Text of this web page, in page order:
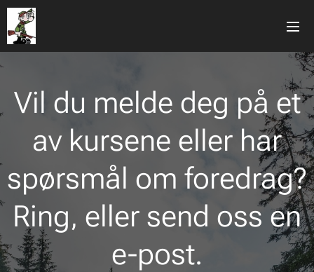
Vil du melde deg på et
av kursene eller har
spørsmål om foredrag?
Ring, eller send oss en
e-post.